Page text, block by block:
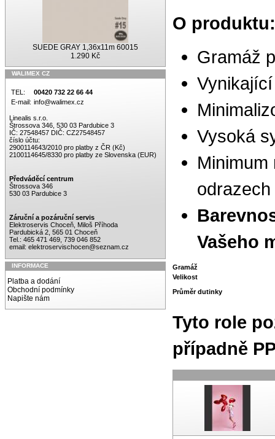
SUEDE GRAY 1,36x11m 60015
1.290 Kč
WALIMEX CZ
TEL:
00420 732 22 66 44
E-mail: info@walimex.cz
Linealis s.r.o.
Štrossova 346, 530 03 Pardubice 3
IČ: 27548457 DIČ: CZ27548457
číslo účtu:
2900114643/2010 pro platby z ČR (Kč)
2100114645/8330 pro platby ze Slovenska (EUR)
Předváděcí centrum
Štrossova 346
530 03 Pardubice 3
Záruční a pozáruční servis
Elektroservis Choceň, Miloš Příhoda
Pardubická 2, 565 01 Choceň
Tel.: 465 471 469, 739 046 852
email: elektroservischocen@seznam.cz
INFORMACE
Platba a dodání
Obchodní podmínky
Napište nám
O produktu:
Gramáž
Vysoká
Vašeho
Gramáž
Velikost
Průměr dutinky
Tyto role
případně